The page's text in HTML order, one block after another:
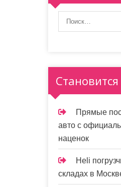
Прямые
авто с
наценок
Heli
складах в